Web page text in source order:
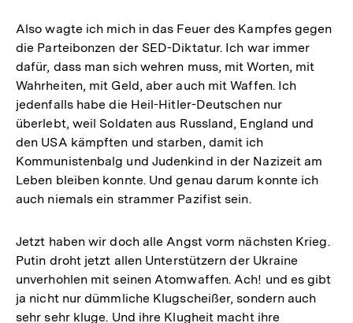
Also wagte ich mich in das Feuer des Kampfes gegen
die Parteibonzen der SED-Diktatur. Ich war immer
dafür, dass man sich wehren muss, mit Worten, mit
Wahrheiten, mit Geld, aber auch mit Waffen. Ich
jedenfalls habe die Heil-Hitler-Deutschen nur
überlebt, weil Soldaten aus Russland, England und
den USA kämpften und starben, damit ich
Kommunistenbalg und Judenkind in der Nazizeit am
Leben bleiben konnte. Und genau darum konnte ich
auch niemals ein strammer Pazifist sein.
Jetzt haben wir doch alle Angst vorm nächsten Krieg.
Putin droht jetzt allen Unterstützern der Ukraine
unverhohlen mit seinen Atomwaffen. Ach! und es gibt
ja nicht nur dümmliche Klugscheißer, sondern auch
sehr sehr kluge. Und ihre Klugheit macht ihre